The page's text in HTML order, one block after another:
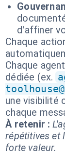
d'affiner
Chaque
Chaque
dédiée (ex.
une visibilité
chaque
À retenir :
répétitives et
forte valeur.